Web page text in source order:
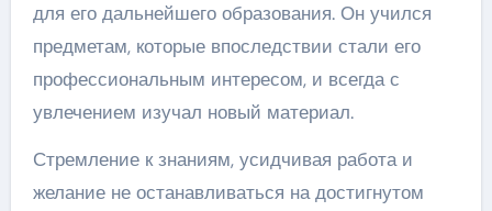
для его дальнейшего образования. Он учился
предметам, которые впоследствии стали его
профессиональным интересом, и всегда с
увлечением изучал новый материал.
Стремление к знаниям, усидчивая работа и
желание не останавливаться на достигнутом